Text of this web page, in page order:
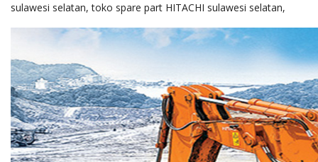
sulawesi selatan, toko spare part HITACHI sulawesi selatan,